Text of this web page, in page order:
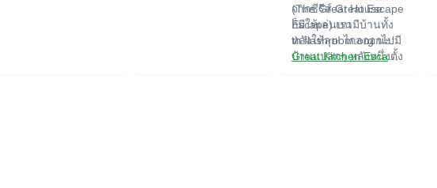
(The Great House
Escape) เรามีบ้านทั้ง
หลังให้ลุย! ไกลออกไปมี
บ้านแปลกๆ หลังหนึ่งตั้ง
จากซีรีส์ Great Escape
ก็มีให้เล่นบน
th.flashroom.org นะ:
Great Kitchen Escape